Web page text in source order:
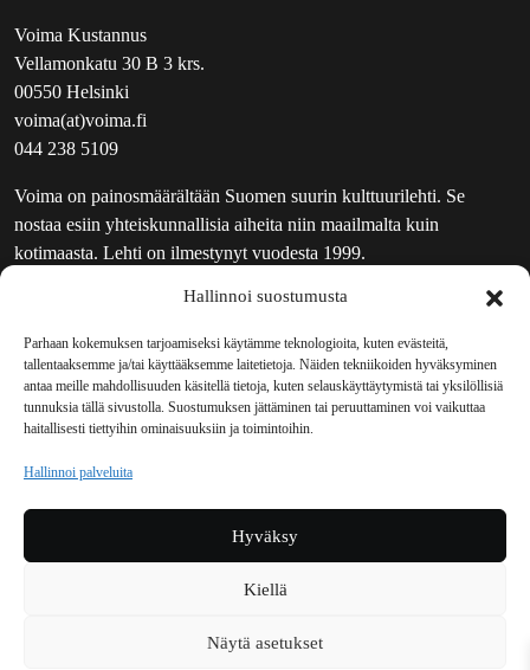
Hallinnoi suostumusta
Parhaan kokemuksen tarjoamiseksi käytämme teknologioita, kuten evästeitä,
tallentaaksemme ja/tai käyttääksemme laitetietoja. Näiden tekniikoiden hyväksyminen
antaa meille mahdollisuuden käsitellä tietoja, kuten selauskäyttäytymistä tai yksilöllisiä
tunnuksia tällä sivustolla. Suostumuksen jättäminen tai peruuttaminen voi vaikuttaa
haitallisesti tiettyihin ominaisuuksiin ja toimintoihin.
Hallinnoi palveluita
Hyväksy
Kiellä
Näytä asetukset
Voima Kustannus
Vellamonkatu 30 B 3 krs.
00550 Helsinki
voima(at)voima.fi
044 238 5109
Voima on painosmäärältään Suomen suurin kulttuurilehti. Se
nostaa esiin yhteiskunnallisia aiheita niin maailmalta kuin
kotimaasta. Lehti on ilmestynyt vuodesta 1999.
UUTISKIRJE
MAINOSTAJILLE
VASTAMAINOKSET
JAKELUPAIKAT
REKISTERISELOSTE
TILAUKSEN PERUUTUSPYYNTÖ
TILAUSOHJEET JA -EHDOT